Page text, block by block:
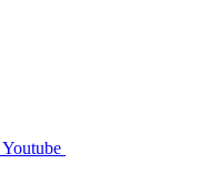
Youtube